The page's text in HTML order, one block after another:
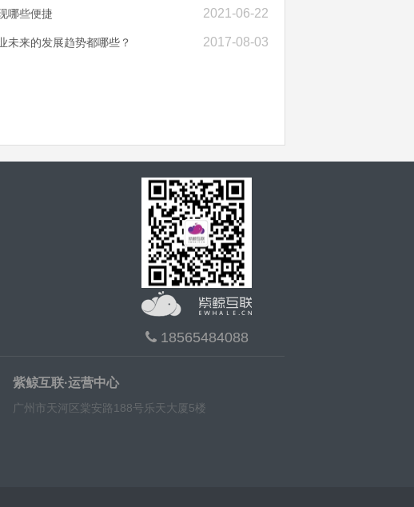
2021-06-22
哪些便捷
2017-08-03
未来的发展趋势都哪些？
18565484088
紫鲸互联·运营中心
广州市天河区棠安路188号乐天大厦5楼